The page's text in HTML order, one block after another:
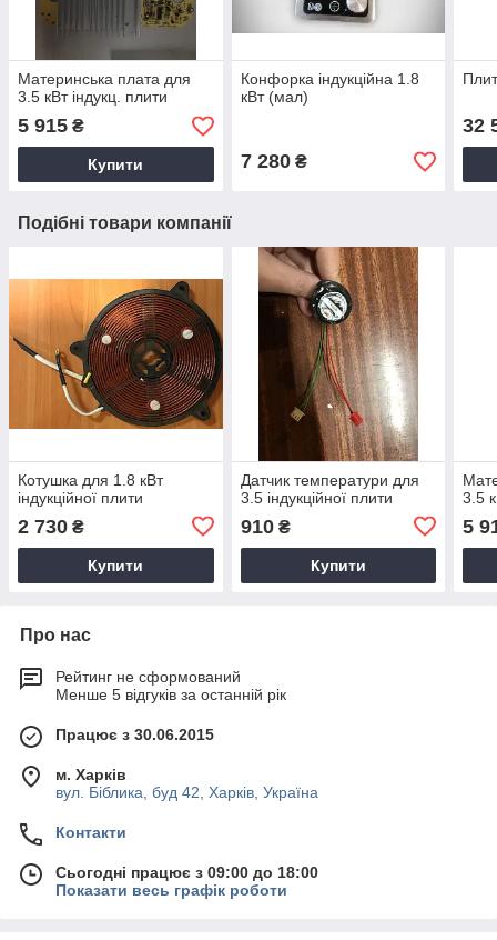
Материнська плата для
3.5 кВт індукц. плити
5 915 ₴
Купити
Конфорка індукційна 1.8
кВт (мал)
7 280₴
32
Подібні товари компанії
Котушка для 1.8 кВт
індукційної плити
2 730 ₴
Купити
Датчик температури для
3.5 індукційної плити
910₴
Купити
3.5
5
Про нас
Рейтинг не сформований
Менше 5 відгуків за останній рік
Працює з 30.06.2015
м. Харків
вул. Біблика, буд 42, Харків, Україна
Контакти
Сьогодні працює з 09:00 до 18:00
Показати весь графік роботи